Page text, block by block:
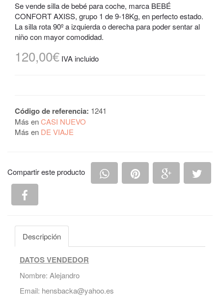
Se vende silla de bebé para coche, marca BEBÉ
CONFORT AXISS, grupo 1 de 9-18Kg, en perfecto estado.
La silla rota 90º a izquierda o derecha para poder sentar al
niño con mayor comodidad.
120,00€ IVA incluido
Código de referencia: 1241
Más enCASI NUEVO
Más en DE VIAJE
Compartir este producto Compartir en Whatsapp
Compartir enCompartir
Descripción
DATOS VENDEDOR
Nombre: Alejandro
Email: hensbacka@yahoo.es